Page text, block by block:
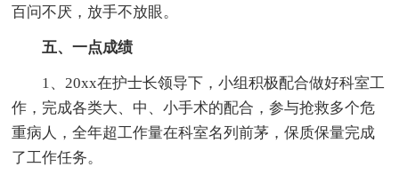
百问不厌，放手不放眼。
五、一点成绩
1、20xx在护士长领导下，小组积极配合做好科室工
作，完成各类大、中、小手术的配合，参与抢救多个危
重病人，全年超工作量在科室名列前茅，保质保量完成
了工作任务。